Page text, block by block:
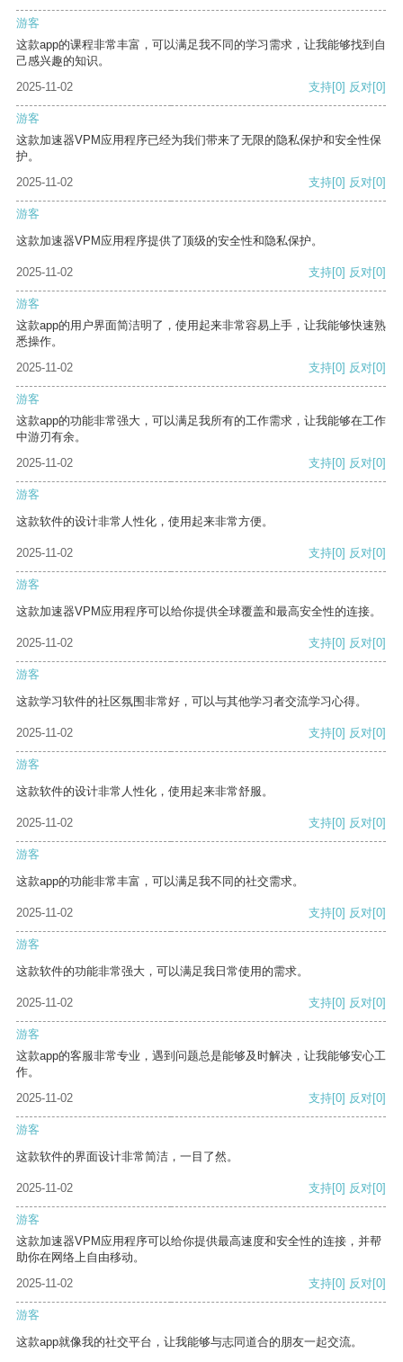
游客
这款app的课程非常丰富，可以满足我不同的学习需求，让我能够找到自
己感兴趣的知识。
2025-11-02
支持[0] 反对[0]
游客
这款加速器VPM应用程序已经为我们带来了无限的隐私保护和安全性保
护。
2025-11-02
支持[0] 反对[0]
游客
这款加速器VPM应用程序提供了顶级的安全性和隐私保护。
2025-11-02 支持[0] 反对[0]
游客
这款app的用户界面简洁明了，使用起来非常容易上手，让我能够快速熟
悉操作。
2025-11-02
支持[0] 反对[0]
游客
这款app的功能非常强大，可以满足我所有的工作需求，让我能够在工作
中游刃有余。
2025-11-02
支持[0] 反对[0]
游客
这款软件的设计非常人性化，使用起来非常方便。
2025-11-02 支持[0] 反对[0]
游客
这款加速器VPM应用程序可以给你提供全球覆盖和最高安全性的连接。
2025-11-02 支持[0] 反对[0]
游客
这款学习软件的社区氛围非常好，可以与其他学习者交流学习心得。
2025-11-02 支持[0] 反对[0]
游客
这款软件的设计非常人性化，使用起来非常舒服。
2025-11-02 支持[0] 反对[0]
游客
这款app的功能非常丰富，可以满足我不同的社交需求。
2025-11-02 支持[0] 反对[0]
游客
这款软件的功能非常强大，可以满足我日常使用的需求。
2025-11-02 支持[0] 反对[0]
游客
这款app的客服非常专业，遇到问题总是能够及时解决，让我能够安心工
作。
2025-11-02
支持[0] 反对[0]
游客
这款软件的界面设计非常简洁，一目了然。
2025-11-02 支持[0] 反对[0]
游客
这款加速器VPM应用程序可以给你提供最高速度和安全性的连接，并帮
助你在网络上自由移动。
2025-11-02
支持[0] 反对[0]
游客
这款app就像我的社交平台，让我能够与志同道合的朋友一起交流。